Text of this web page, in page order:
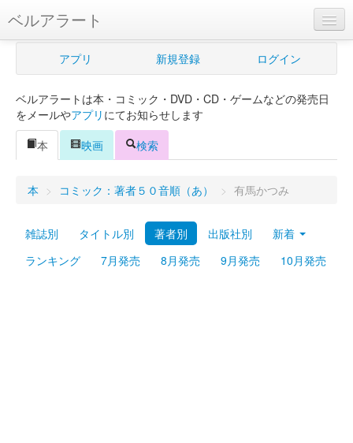
ベルアラート
ベルアラートとは
新規登録
ログイン
Myシェルフ
プレミアム
アプリ 新規登録 ログイン
ベルアラートは本・コミック・DVD・CD・ゲームなどの発売日
をメールやアプリ にてお知らせします
本
映画 検索
本 > コミック：著者５０音順（あ） > 有馬かつみ
雑誌別 タイトル別 著者別 出版社別
新着
ランキング
7月発売 8月発売 9月発売 10月発売